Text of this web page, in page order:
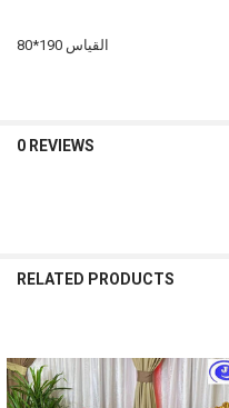
القياس 190*80
0 REVIEWS
RELATED PRODUCTS
Related
Products